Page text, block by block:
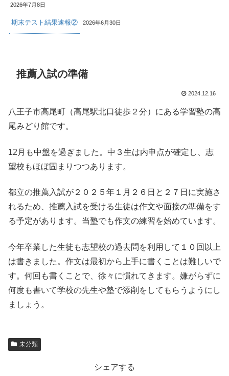
2026年7月8日
期末テスト結果速報② 2026年6月30日
推薦入試の準備
2024.12.16
八王子市高尾町（高尾駅北口徒歩２分）にある学習塾の高
尾みどり館です。
12月も中盤を過ぎました。中３生は内申点が確定し、志
望校もほぼ固まりつつあります。
都立の推薦入試が２０２５年１月２６日と２７日に実施さ
れるため、推薦入試を受ける生徒は作文や面接の準備をす
る予定があります。当塾でも作文の練習を始めています。
今年卒業した生徒も志望校の過去問を利用して１０回以上
は書きました。作文は最初から上手に書くことは難しいで
す。何回も書くことで、徐々に慣れてきます。嫌がらずに
何度も書いて学校の先生や塾で添削をしてもらうようにし
ましょう。
未分類
シェアする